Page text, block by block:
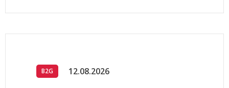
B2G 12.08.2026